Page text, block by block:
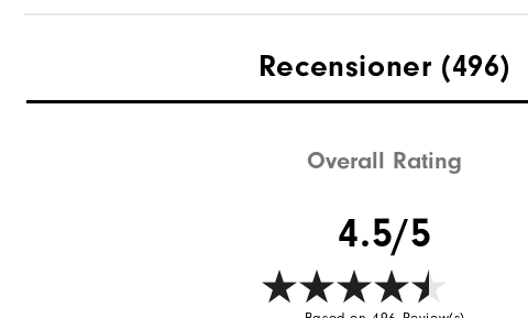
Recensioner (496)
Overall Rating
4.5/5